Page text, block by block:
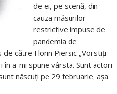
de ei, pe scenă, din
cauza măsurilor
restrictive impuse de
pandemia de
către Florin Piersic „Voi stiţi
în a-mi spune vârsta. Sunt actori
născuți pe 29 februarie, aşa